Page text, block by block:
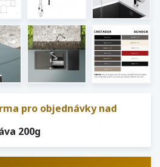
pro objednávky nad
200g